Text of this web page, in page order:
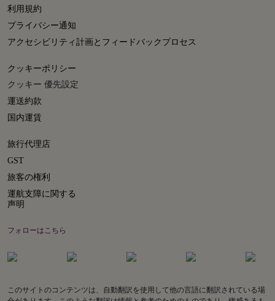
利用規約
プライバシー通知
アクセシビリティ計画とフィードバックプロセス
クッキーポリシー
クッキー 優先設定
運送約款
国内運賃
旅行代理店
GST
旅客の権利
運航支障に関する
声明
フォローはこちら
このサイトのコンテンツは、自動翻訳を使用して他の言語に翻訳されている場